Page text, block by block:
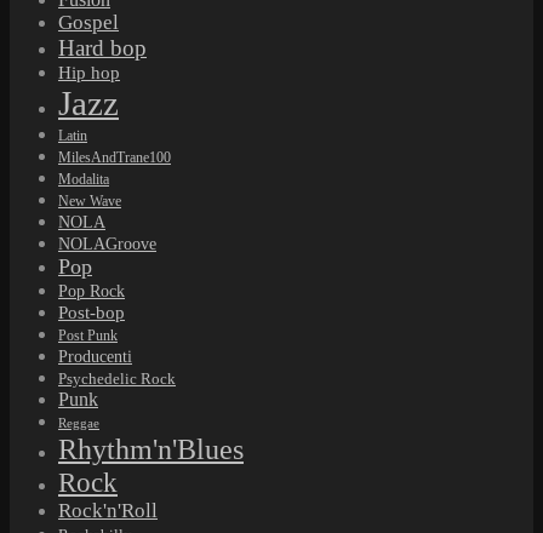
Reggae
Rhythm'n'Blues
Rock
Rock'n'Roll
Rockabilly
Soul
Soul Jazz
Swing
World Music
Předplatné Respektu na jedno kliknutí
Black Point Commercial – hudba mimo
hlavní proudy
Štítek:Bounce